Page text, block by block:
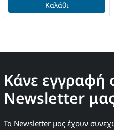
Καλάθι
Κάνε εγγραφή
Newsletter
Τα Newsletter μας έχουν